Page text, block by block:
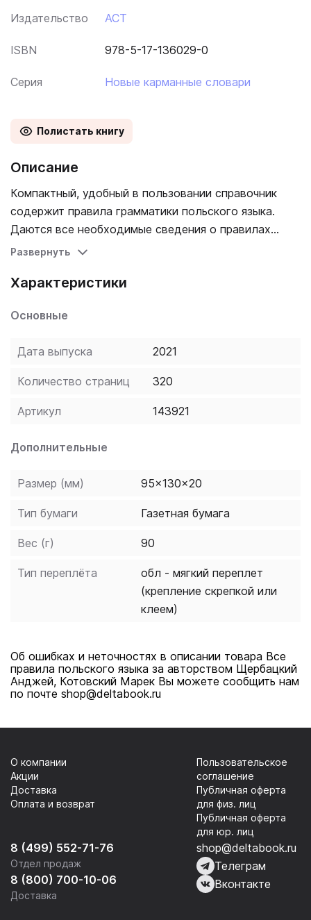
Издательство АСТ
ISBN 978-5-17-136029-0
Серия Новые карманные словари
Полистать книгу
Описание
Компактный, удобный в пользовании справочник
содержит правила грамматики польского языка.
Даются все необходимые сведения о правилах
чтения, частях речи, временах, представлена
объеме, фразы для ежедневного общения,
польско-русским словарем. Издание предназначено
Развернуть
Характеристики
Основные
Дата выпуска 2021
Количество страниц 320
Артикул 143921
Дополнительные
Размер (мм) 95x130x20
Тип бумаги Газетная бумага
Вес (г) 90
Тип переплёта
обл - мягкий переплет
(крепление скрепкой или
клеем)
Об ошибках и неточностях в описании товара Все
правила польского языка за авторством Щербацкий
Анджей, Котовский Марек Вы можете сообщить нам
по почте shop@deltabook.ru
8 (499) 552-71-76
Отдел продаж
8 (800) 700-10-06
Доставка
О компании
Акции
Доставка
Оплата и возврат
Пользовательское
соглашение
Публичная оферта
для физ. лиц
Публичная оферта
для юр. лиц
shop@deltabook.ru
Телеграм
Вконтакте